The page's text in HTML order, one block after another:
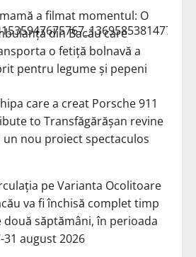
a filmat momentul: O
din Bacău care
o fetiță bolnavă a
pentru legume și pepeni
care a creat Porsche 911
to Transfăgărășan revine
un nou proiect spectaculos
pe Varianta Ocolitoare
va fi închisă complet timp
două săptămâni, în perioada
31 august 2026